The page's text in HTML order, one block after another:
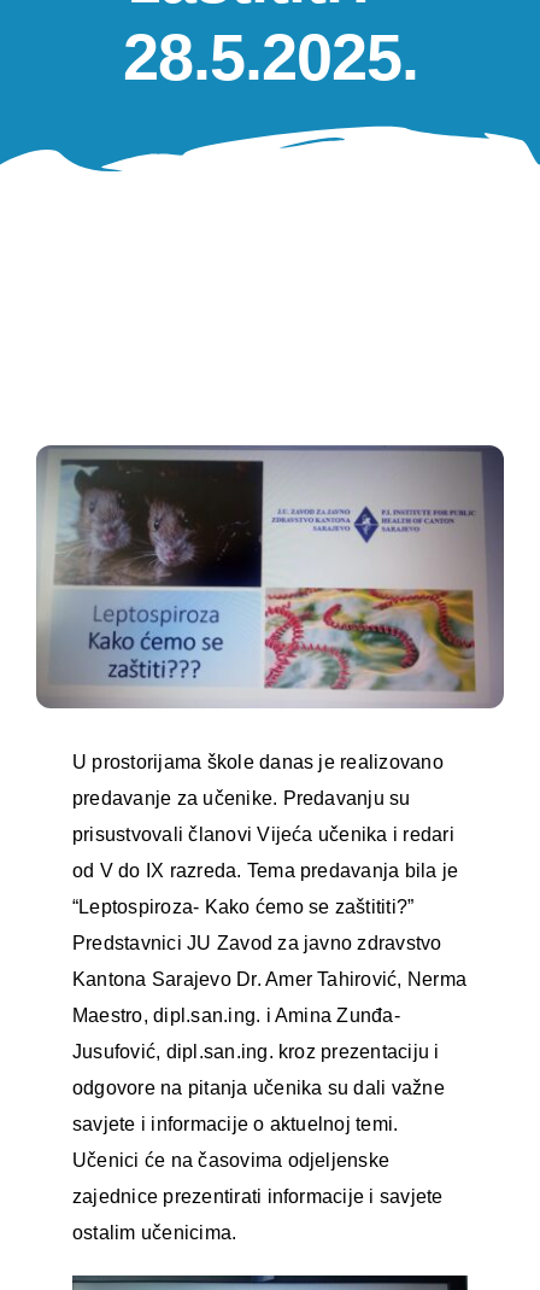
Oglasna ploča
Aktivnosti28.5.2025.
U prostorijama škole danas je realizovano
predavanje za učenike. Predavanju su
prisustvovali članovi Vijeća učenika i redari
od V do IX razreda. Tema predavanja bila je
“Leptospiroza- Kako ćemo se zaštititi?”
Predstavnici JU Zavod za javno zdravstvo
Kantona Sarajevo Dr. Amer Tahirović, Nerma
Maestro, dipl.san.ing. i Amina Zunđa-
Jusufović, dipl.san.ing. kroz prezentaciju i
odgovore na pitanja učenika su dali važne
savjete i informacije o aktuelnoj temi.
Učenici će na časovima odjeljenske
zajednice prezentirati informacije i savjete
ostalim učenicima.